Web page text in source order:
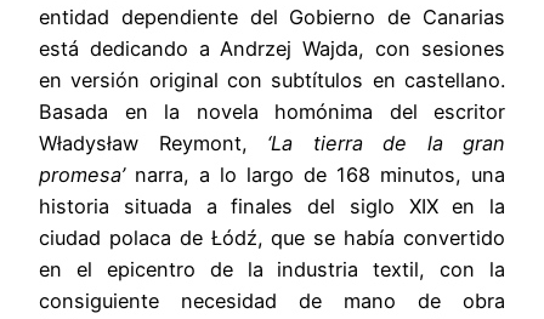
entidad dependiente del Gobierno de Canarias
está dedicando a Andrzej Wajda, con sesiones
en versión original con subtítulos en castellano.
Basada en la novela homónima del escritor
Władysław Reymont, ‘La tierra de la gran
promesa’ narra, a lo largo de 168 minutos, una
historia situada a finales del siglo XIX en la
ciudad polaca de Łódź, que se había convertido
en el epicentro de la industria textil, con la
consiguiente necesidad de mano de obra